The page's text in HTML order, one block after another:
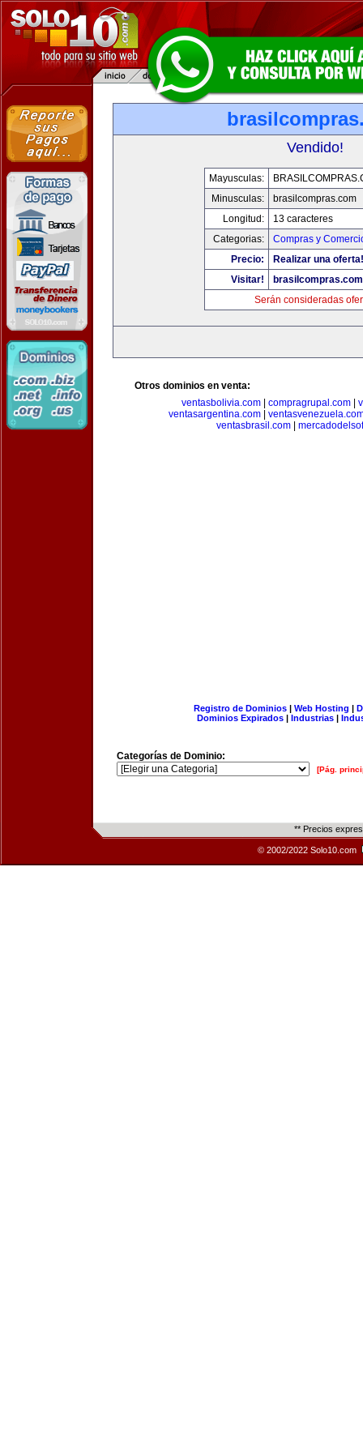
Vendido!
Mayusculas:
Minusculas:
brasilcompras.com
Longitud:
13 caracteres
Categorias:
Compras y
Precio:
Realizar una oferta!
Visitar!
brasilcompras.com
Serán consideradas
Otros dominios en venta:
ventasbolivia.com
compragrupal.com
ventasargentina.com|
ventasbrasil.com
Registro de Dominios| Web Hosting |
Dominios Expirados | Industrias |
Categorías de Dominio:
[Pág.
** Precios
© 2002/2022 Solo10.com